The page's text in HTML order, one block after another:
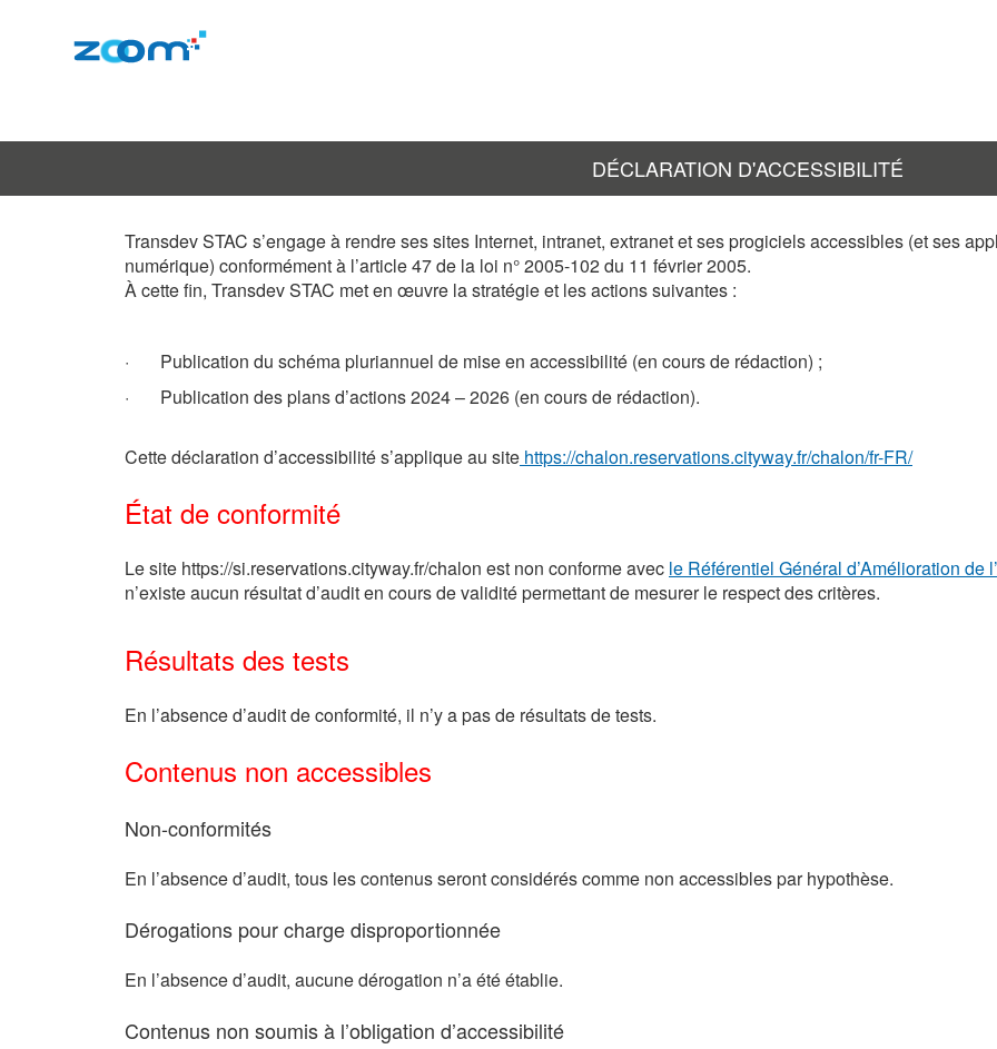
DÉCLARATION D'ACCESSIBILITÉ
Transdev STAC s’engage à rendre ses sites Internet, intranet, extranet et ses progiciels accessibles (et ses
numérique) conformément à l’article 47 de la loi n° 2005-102 du 11 février 2005.
À cette fin, Transdev STAC met en œuvre la stratégie et les actions suivantes :
·
Publication du schéma pluriannuel de mise en accessibilité (en cours de rédaction) ;
·
Publication des plans d’actions 2024 – 2026 (en cours de rédaction).
Cette déclaration d’accessibilité s’applique au site https://chalon.reservations.cityway.fr/chalon/fr-FR/
État de conformité
Le site https://si.reservations.cityway.fr/chalon est non conforme avec le Référentiel Général d’Amélioration de
n’existe aucun résultat d’audit en cours de validité permettant de mesurer le respect des critères.
Résultats des tests
En l’absence d’audit de conformité, il n’y a pas de résultats de tests.
Contenus non accessibles
Non-conformités
En l’absence d’audit, tous les contenus seront considérés comme non accessibles par hypothèse.
Dérogations pour charge disproportionnée
En l’absence d’audit, aucune dérogation n’a été établie.
Contenus non soumis à l’obligation d’accessibilité